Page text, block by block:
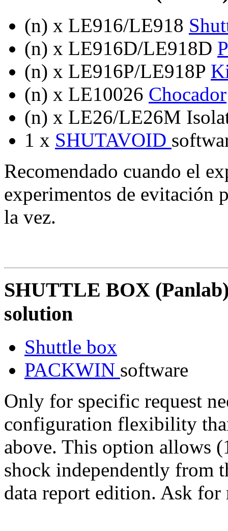
(n) x LE916/LE918
(n) x LE916D/LE918D
(n) x LE916P/LE918P
(n) x LE10026 Chocador
(n) x LE26/LE26M
1 x SHUTAVOID
Recomendado cuando el
experimentos de evitación
la vez.
SHUTTLE BOX
solution
Shuttle box
PACKWIN software
Only for specific request
configuration flexibility
above. This option allows
shock independently from
data report edition. Ask for